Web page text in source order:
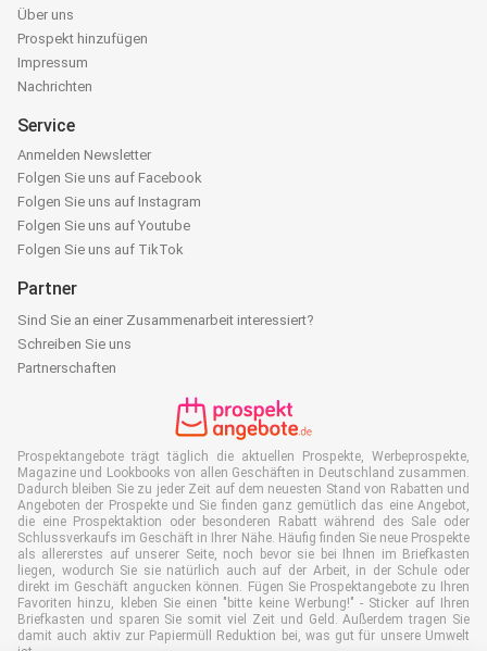
Über uns
Prospekt hinzufügen
Impressum
Nachrichten
Service
Anmelden Newsletter
Folgen Sie uns auf Facebook
Folgen Sie uns auf Instagram
Folgen Sie uns auf Youtube
Folgen Sie uns auf TikTok
Partner
Sind Sie an einer Zusammenarbeit interessiert?
Schreiben Sie uns
Partnerschaften
Prospektangebote trägt täglich die aktuellen Prospekte, Werbeprospekte,
Magazine und Lookbooks von allen Geschäften in Deutschland zusammen.
Dadurch bleiben Sie zu jeder Zeit auf dem neuesten Stand von Rabatten und
Angeboten der Prospekte und Sie finden ganz gemütlich das eine Angebot,
die eine Prospektaktion oder besonderen Rabatt während des Sale oder
Schlussverkaufs im Geschäft in Ihrer Nähe. Häufig finden Sie neue Prospekte
als allererstes auf unserer Seite, noch bevor sie bei Ihnen im Briefkasten
liegen, wodurch Sie sie natürlich auch auf der Arbeit, in der Schule oder
direkt im Geschäft angucken können. Fügen Sie Prospektangebote zu Ihren
Favoriten hinzu, kleben Sie einen "bitte keine Werbung!" - Sticker auf Ihren
Briefkasten und sparen Sie somit viel Zeit und Geld. Außerdem tragen Sie
damit auch aktiv zur Papiermüll Reduktion bei, was gut für unsere Umwelt